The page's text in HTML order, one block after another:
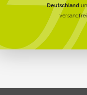
Deutschland